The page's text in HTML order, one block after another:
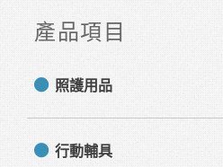
產品項目
照護用品
行動輔具